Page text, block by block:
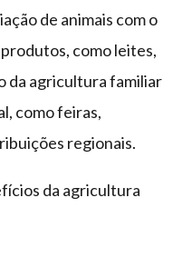
de animais com o
como leites,
da agricultura familiar
como feiras,
regionais.
da agricultura